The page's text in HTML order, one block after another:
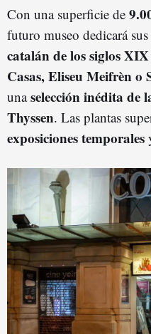
Con una superficie de
futuro museo dedicará
catalán de los siglos
Casas, Eliseu Meifrèn o
unaselección inédita de
Thyssen. Las plantas
exposiciones temporales